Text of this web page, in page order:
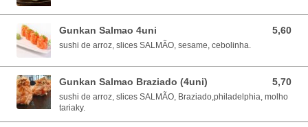
Gunkan Salmao 4uni 5,60
5,60 EUR
sushi de arroz, slices SALMÃO, sesame, cebolinha.
Gunkan Salmao Braziado (4uni) 5,70
5,70 EUR
sushi de arroz, slices SALMÃO, Braziado,philadelphia, molho
tariaky.